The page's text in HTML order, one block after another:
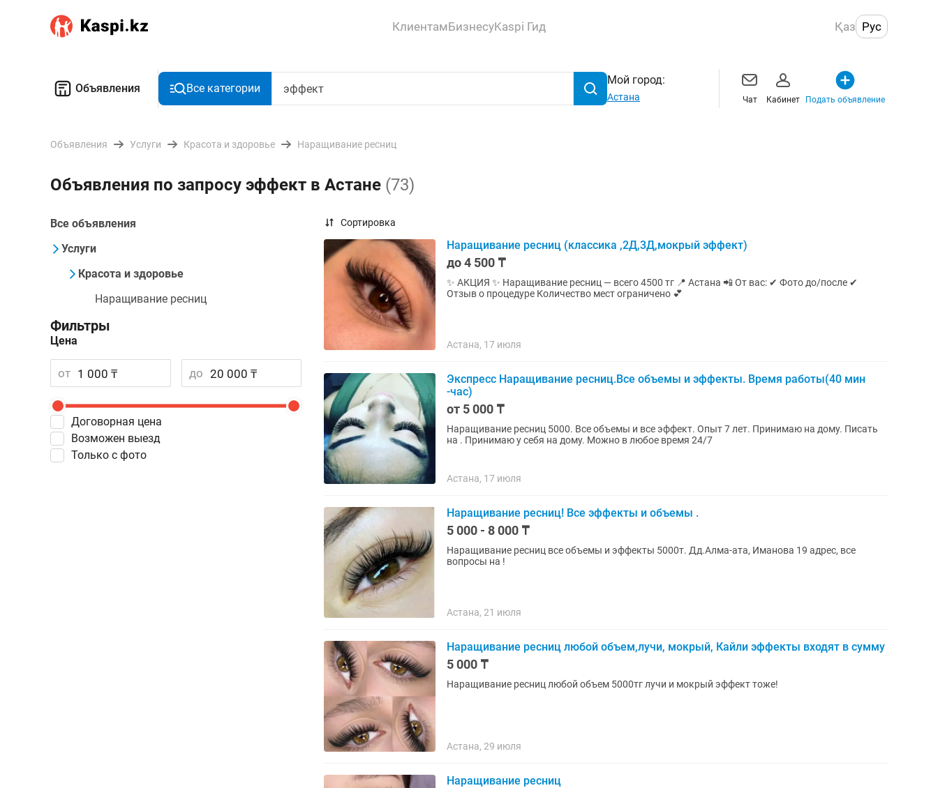
КлиентамБизнесуKaspi Гид Қаз Рус
Объявления Все категории
Мой город:
Астана Чат Кабинет Подать объявление
Объявления Услуги Красота и здоровье Наращивание ресниц
Объявления по запросу эффект в Астане (73)
Все объявления
Услуги
Красота и здоровье
Наращивание ресниц
Фильтры
Цена
от до
Договорная цена
Возможен выезд
Только с фото
Сортировка
Наращивание ресниц (классика ,2Д,3Д,мокрый эффект)
до 4 500 ₸
✨ АКЦИЯ ✨ Наращивание ресниц — всего 4500 тг 📍 Астана 📲 От вас: ✔ Фото до/после ✔
Отзыв о процедуре Количество мест ограничено 💕
Астана, 17 июля
Экспресс Наращивание ресниц.Все объемы и эффекты. Время работы(40 мин
-час)
от 5 000 ₸
Наращивание ресниц 5000. Все объемы и все эффект. Опыт 7 лет. Принимаю на дому. Писать
на . Принимаю у себя на дому. Можно в любое время 24/7
Астана, 17 июля
Наращивание ресниц! Все эффекты и объемы .
5 000 - 8 000 ₸
Наращивание ресниц все объемы и эффекты 5000т. Дд.Алма-ата, Иманова 19 адрес, все
вопросы на !
Астана, 21 июля
Наращивание ресниц любой объем,лучи, мокрый, Кайли эффекты входят в сумму
5 000 ₸
Наращивание ресниц любой объем 5000тг лучи и мокрый эффект тоже!
Астана, 29 июля
Наращивание ресниц